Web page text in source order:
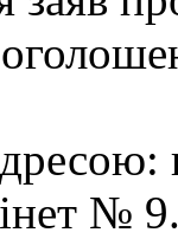
№